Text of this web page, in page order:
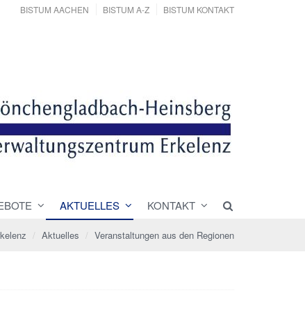
BISTUM AACHEN BISTUM A-Z BISTUM KONTAKT
AKTUELLES KONTAKT
Aktuelles Veranstaltungen aus den Regionen